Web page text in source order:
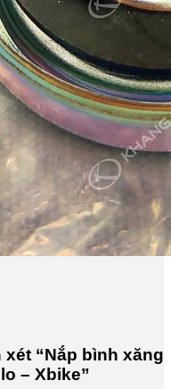
“Nắp bình xăng
– Xbike”